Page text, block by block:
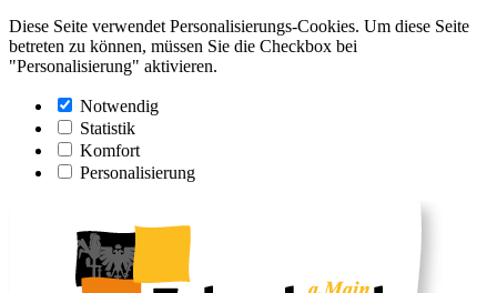
Diese Seite verwendet Personalisierungs-Cookies. Um diese Seite
betreten zu können, müssen Sie die Checkbox bei
"Personalisierung" aktivieren.
Notwendig
Statistik
Komfort
Personalisierung